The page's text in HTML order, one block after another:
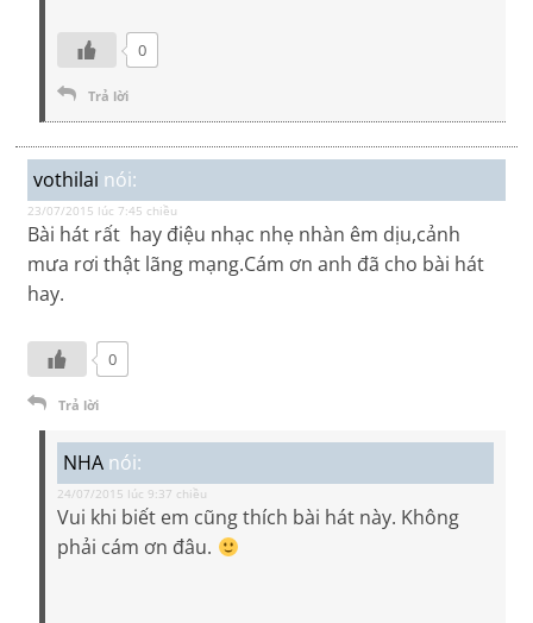
0
Trả lời
vothilai nói:
23/07/2015 lúc 7:45 chiều
Bài hát rất hay điệu nhạc nhẹ nhàn êm dịu,cảnh
mưa rơi thật lãng mạng.Cám ơn anh đã cho bài hát
hay.
0
Trả lời
NHA nói:
24/07/2015 lúc 9:37 chiều
Vui khi biết em cũng thích bài hát này. Không
phải cám ơn đâu.